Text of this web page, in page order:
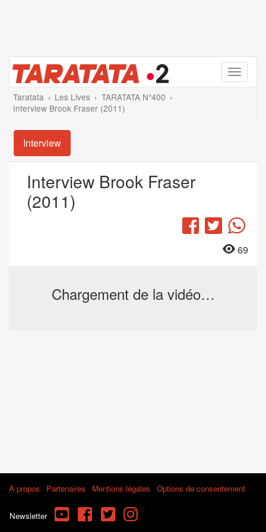
Menu
Taratata Les Lives
TARATATA N°400
Interview Brook Fraser (2011)
Interview
Interview Brook Fraser
(2011)
Facebook
Twitter
69
Chargement de la vidéo…
À propos Partenaires Mentions légales Options de consentement
Newsletter YouTube FacebookTwitterInstagram